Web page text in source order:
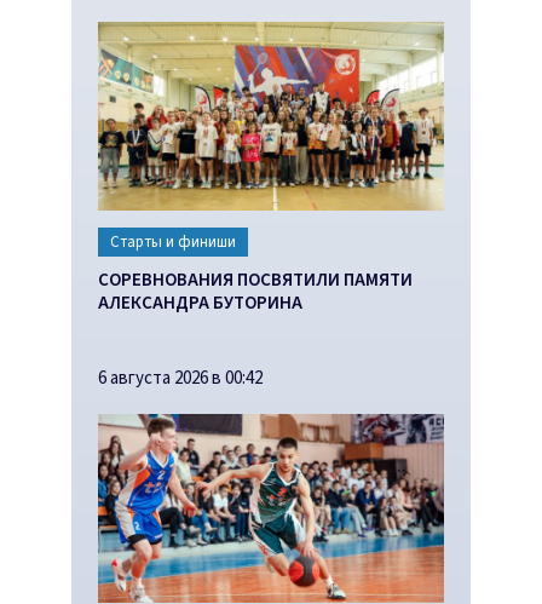
Старты и финиши
СОРЕВНОВАНИЯ ПОСВЯТИЛИ ПАМЯТИ
АЛЕКСАНДРА БУТОРИНА
6 августа 2026 в 00:42